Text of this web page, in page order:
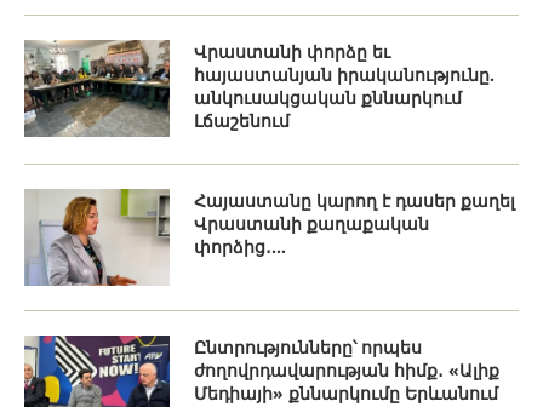
Վրաստանի փորձը եւ
հայաստանյան իրականությունը.
անկուսակցական քննարկում
Լճաշենում
Հայաստանը կարող է դասեր քաղել
Վրաստանի քաղաքական
փորձից․...
Ընտրությունները՝ որպես
ժողովրդավարության հիմք․ «Ալիք
Մեդիայի» քննարկումը Երևանում